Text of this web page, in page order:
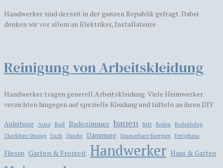
Handwerker sind derzeit in der ganzen Republik gefragt. Dabei
denken wir vor allem an Elektriker, Installateure
Reinigung von Arbeitskleidung
Handwerker tragen generell Arbeitskleidung. Viele Heimwerker
verzichten hingegen auf spezielle Kleidung und tüfteln an ihren DIY
Anleitung Auto Bad Badezimmer bauen Bett Boden Bodenbelag
Checkliste Umzug Dach Dusche Dämmung Erneuerbare Energien Fertighaus
Fliesen Garten & Freizeit Handwerker Haus & Garten